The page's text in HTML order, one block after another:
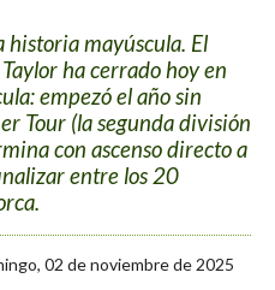
historia mayúscula. El
ha cerrado hoy en
empezó el año sin
Tour (la segunda división
con ascenso directo a
entre los 20
02 de noviembre de 2025